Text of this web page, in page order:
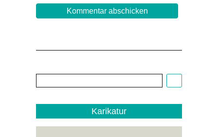
Karikatur